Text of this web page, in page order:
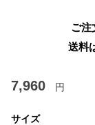
ご注
送料
7,960 円
サイズ